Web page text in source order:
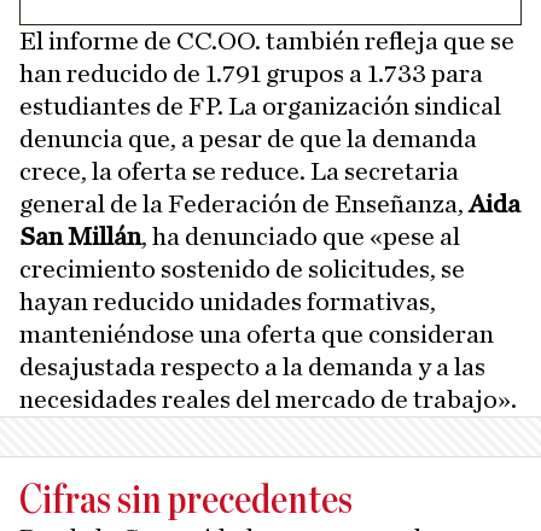
El informe de CC.OO. también refleja que se
han reducido de 1.791 grupos a 1.733 para
estudiantes de FP. La organización sindical
denuncia que, a pesar de que la demanda
crece, la oferta se reduce. La secretaria
general de la Federación de Enseñanza,Aida
San Millán, ha denunciado que «pese al
crecimiento sostenido de solicitudes, se
hayan reducido unidades formativas,
manteniéndose una oferta que consideran
desajustada respecto a la demanda y a las
necesidades reales del mercado de trabajo».
Cifras sin precedentes